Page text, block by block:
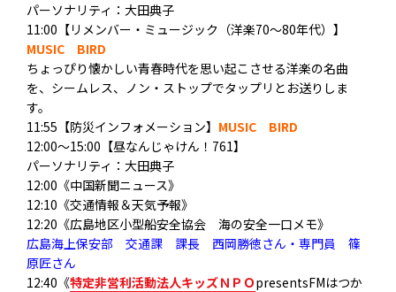
パーソナリティ：大田典子
11:00【リメンバー・ミュージック（洋楽70～80年代）】
MUSIC BIRD
ちょっぴり懐かしい青春時代を思い起こさせる洋楽の名曲
を、シームレス、ノン・ストップでタップリとお送りしま
す。
11:55【防災インフォメーション】 MUSIC BIRD
12:00～15:00【昼なんじゃけん！761】
パーソナリティ：大田典子
12:00《中国新聞ニュース》
12:10《交通情報＆天気予報》
12:20《広島地区小型船安全協会 海の安全一口メモ》
広島海上保安部 交通課 課長 西岡勝徳さん・専門員 篠
原匠さん
12:40《特定非営利活動法人キッズＮＰＯpresentsFMはつか